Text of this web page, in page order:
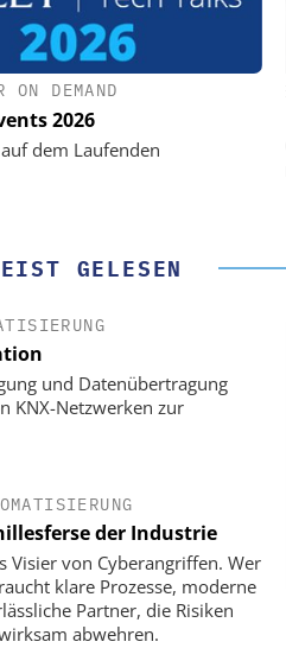
ON DEMAND
2026
dem Laufenden
INSTRUMENTE (PI) SE &
CO. KG
Laserlinks für LEO-
GELESEN
und Datenübertragung
KNX-Netzwerken zur
der Industrie
Visier von Cyberangriffen. Wer
klare Prozesse, moderne
Partner, die Risiken
abwehren.